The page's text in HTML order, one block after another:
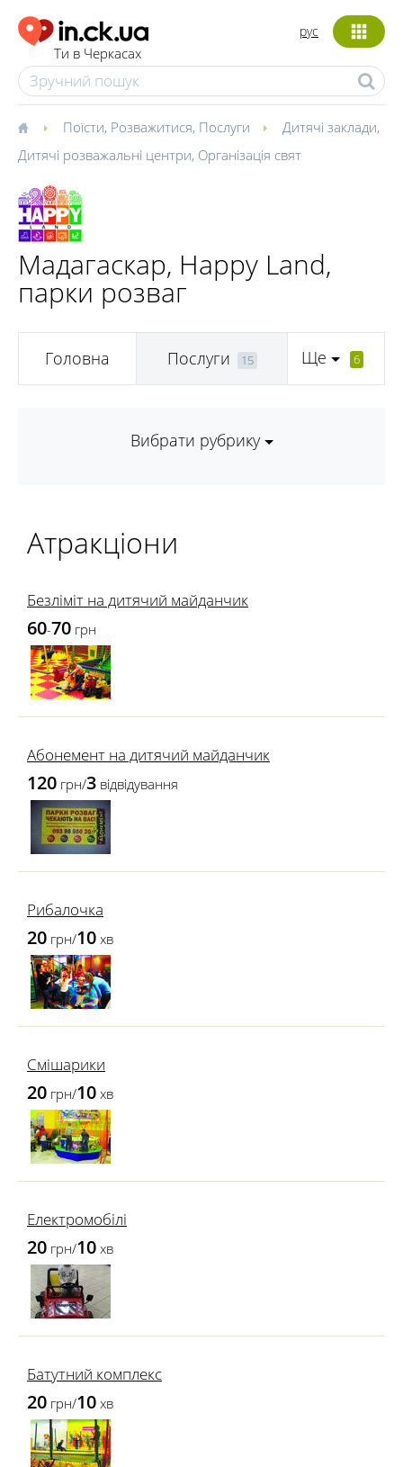
Ти в Черкасах
рус
Поїсти, Розважитися, Послуги Дитячі заклади,
Дитячі розважальні центри, Організація свят
Мадагаскар, Happy Land,
парки розваг
Головна Послуги 15 Ще 6
Вибрати рубрику
Атракціони
Безліміт на дитячий майданчик
60-70 грн
Абонемент на дитячий майданчик
120 грн/3 відвідування
Рибалочка
20 грн/10 хв
Смішарики
20 грн/10 хв
Електромобілі
20 грн/10 хв
Батутний комплекс
20 грн/10 хв